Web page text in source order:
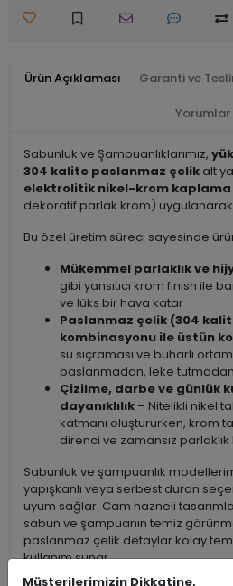
Ürün Açıklaması Garanti ve
Yorumlar
Sabunluk ve Şampuanlıklarımız,
304 kalite paslanmaz çelik alt
elektrolitik nikel-krom kaplama
dekoratif parlak krom)
Bu özel üretim süreci sayesinde
Mükemmel parlaklık ve
gibi yansıtıcı krom finish ile
ve lüks bir hava katar
Paslanmaz çelik (304
kombinasyonu ile üstün
su sıçraması ve buharlı
paslanmadan, leke
Çizilme, darbe ve günlük
dayanıklılık – Nitelikli nikel
katmanı oluştururken, krom
direnci ve zamansız parlaklık
Sabunluk ve şampuanlık
yapışkanlı veya serbest duran
uyum sağlar. Cam hazneli
sabun ve şampuanın temiz
paslanmaz çelik detaylar kolay
kullanım sunar.
Müşterilerimizin Dikkatine,